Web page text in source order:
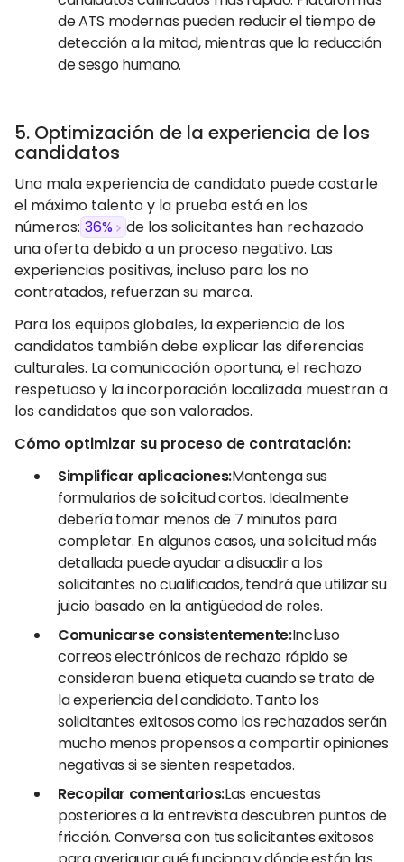
de ATS modernas pueden reducir el tiempo de
detección a la mitad, mientras que la reducción
de sesgo humano.
5. Optimización de la experiencia de los
candidatos
Una mala experiencia de candidato puede costarle
el máximo talento y la prueba está en los
números: 36%
de los solicitantes han rechazado
una oferta debido a un proceso negativo. Las
experiencias positivas, incluso para los no
contratados, refuerzan su marca.
Para los equipos globales, la experiencia de los
candidatos también debe explicar las diferencias
culturales. La comunicación oportuna, el rechazo
respetuoso y la incorporación localizada muestran a
los candidatos que son valorados.
Cómo optimizar su proceso de contratación:
Simplificar aplicaciones:Mantenga sus
formularios de solicitud cortos. Idealmente
debería tomar menos de 7 minutos para
completar. En algunos casos, una solicitud más
detallada puede ayudar a disuadir a los
solicitantes no cualificados, tendrá que utilizar su
juicio basado en la antigüedad de roles.
Comunicarse consistentemente:Incluso
correos electrónicos de rechazo rápido se
consideran buena etiqueta cuando se trata de
la experiencia del candidato. Tanto los
solicitantes exitosos como los rechazados serán
mucho menos propensos a compartir opiniones
negativas si se sienten respetados.
Recopilar comentarios:Las encuestas
posteriores a la entrevista descubren puntos de
fricción. Conversa con tus solicitantes exitosos